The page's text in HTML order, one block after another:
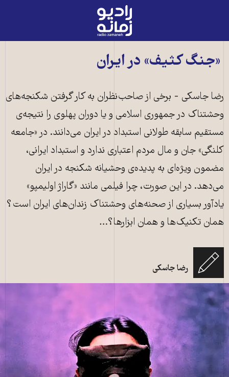
رادیو
زمانه
صفحه
«جنگ کثیف» در ایران
رضا جاسکی - برخی از صاحب‌نظران به کار گرفتن شکنجه‌های
وحشتناک در جمهوری اسلامی و یا دوران پهلوی را نتیجه‌ی
مستقیم سابقه طولانی استبداد در ایران می‌دانند. در «جامعه
کلنگی» جان و مال مردم اعتباری ندارد و استبداد ایرانی،
مضمون ویژه‌اى به پدیده‌ی وحشیانه شکنجه در ایران
می‌دهد. در این صورت، چرا فیلمی مانند «گاراژ اولیمپو»
یادآور بسیاری از صحنه‌های وحشتناک زندان‌های ایران است؟
همان تکنیک‌ها و همان ابزارها؟…
رضا جاسکی